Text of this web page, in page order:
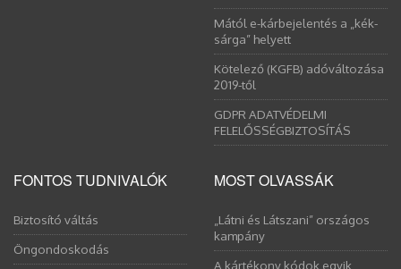
Mától e-kárbejelentés a „kék-
sárga” helyett
Kötelező (KGFB) adóváltozása
2019-től
GDPR ADATVÉDELMI
FELELŐSSÉGBIZTOSÍTÁS
FONTOS TUDNIVALÓK
Biztosító váltás
Öngondoskodás
MOST OLVASSÁK
„Látni és Látszani” országos
kampány
A kártékony kódok egyik